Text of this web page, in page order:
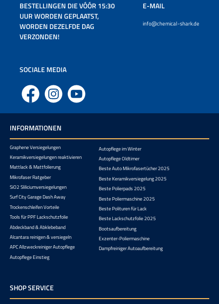
BESTELLINGEN DIE VÓÓR 15:30
UUR WORDEN GEPLAATST,
WORDEN DEZELFDE DAG
VERZONDEN!
E-MAIL
info@chemical-shark.de
SOCIALE MEDIA
Facebook Instagram YouTube
INFORMATIONEN
Graphene Versiegelungen
Keramikversiegelungen reaktivieren
Mattlack & Mattfolierung
Mikrofaser Ratgeber
SiO2 Sliliciumversiegelungen
Surf City Garage Dash Away
Trockenschleifen Vorteile
Tools für PPF Lackschutzfolie
Abdeckband & Abklebeband
Alcantara reinigen & versiegeln
APC Allzweckreiniger Autopflege
Autopflege Einstieg
Autopflege im Winter
Autopflege Oldtimer
Beste Auto Mikrofasertücher 2025
Beste Keramikversiegelung 2025
Beste Polierpads 2025
Beste Poliermaschine 2025
Beste Polituren für Lack
Beste Lackschutzfolie 2025
Bootsaufbereitung
Exzenter-Poliermaschine
Dampfreiniger Autoaufbereitung
SHOP SERVICE